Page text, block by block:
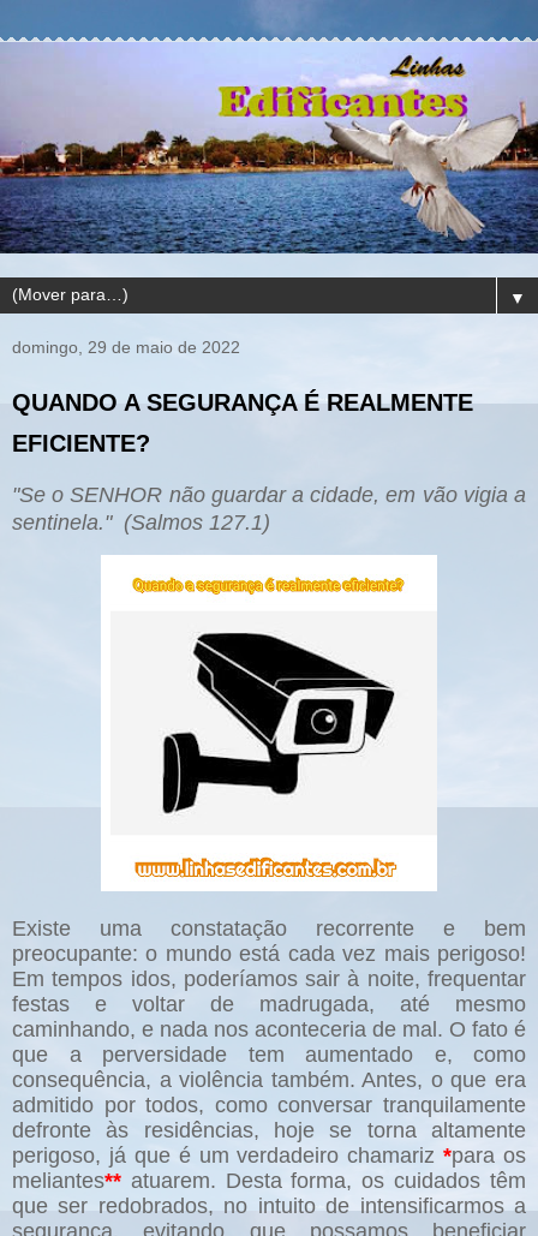
▼
domingo, 29 de maio de 2022
QUANDO A SEGURANÇA É REALMENTE
EFICIENTE?
"Se o SENHOR não guardar a cidade, em vão vigia a
sentinela." (Salmos 127.1)
Existe uma constatação recorrente e bem
preocupante: o mundo está cada vez mais perigoso!
Em tempos idos, poderíamos sair à noite, frequentar
festas e voltar de madrugada, até mesmo
caminhando, e nada nos aconteceria de mal. O fato é
que a perversidade tem aumentado e, como
consequência, a violência também. Antes, o que era
admitido por todos, como conversar tranquilamente
defronte às residências, hoje se torna altamente
perigoso, já que é um verdadeiro chamariz*para os
meliantes** atuarem. Desta forma, os cuidados têm
que ser redobrados, no intuito de intensificarmos a